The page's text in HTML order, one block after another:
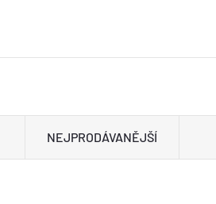
NEJPRODÁVANĚJŠÍ